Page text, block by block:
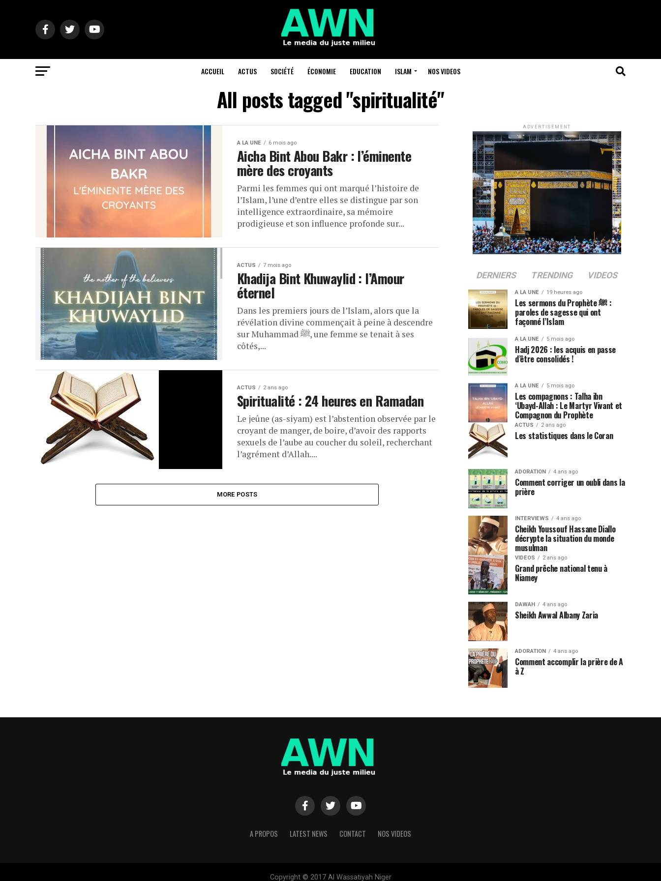
ACCUEIL ACTUS SOCIÉTÉ ÉCONOMIE EDUCATION ISLAM NOS VIDEOS
All posts tagged "spiritualité"
A LA UNE 6 mois ago
Aicha Bint Abou Bakr : l’éminente
mère des croyants
Parmi les femmes qui ont marqué l’histoire de
l’Islam, l’une d’entre elles se distingue par son
intelligence extraordinaire, sa mémoire
prodigieuse et son influence profonde sur...
ACTUS 7 mois ago
Khadija Bint Khuwaylid : l’Amour
éternel
Dans les premiers jours de l’Islam, alors que la
révélation divine commençait à peine à descendre
sur Muhammad ﷺ, une femme se tenait à ses
côtés,...
ACTUS 2 ans ago
Spiritualité : 24 heures en Ramadan
Le jeûne (as-siyam) est l’abstention observée par le
croyant de manger, de boire, d’avoir des rapports
sexuels de l’aube au coucher du soleil, recherchant
l’agrément d’Allah....
MORE POSTS
ADVERTISEMENT
DERNIERS TRENDING VIDEOS
A LA UNE 19 heures ago
Les sermons du Prophète ﷺ :
paroles de sagesse qui ont
façonné l’Islam
A LA UNE 5 mois ago
Hadj 2026 : les acquis en passe
d’être consolidés !
A LA UNE 5 mois ago
Les compagnons : Talha ibn
‘Ubayd-Allah : Le Martyr Vivant et
Compagnon du Prophète
ACTUS 2 ans ago
Les statistiques dans le Coran
ADORATION 4 ans ago
Comment corriger un oubli dans la
prière
INTERVIEWS 4 ans ago
Cheikh Youssouf Hassane Diallo
décrypte la situation du monde
musulman
VIDEOS 2 ans ago
Grand prêche national tenu à
Niamey
DAWAH 4 ans ago
Sheikh Awwal Albany Zaria
ADORATION 4 ans ago
Comment accomplir la prière de A
à Z
A PROPOS LATEST NEWS CONTACT NOS VIDEOS
Copyright © 2017 Al Wassatiyah Niger